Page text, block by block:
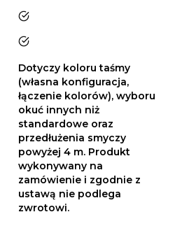
tak
tak
Dotyczy koloru taśmy
(własna konfiguracja,
łączenie kolorów), wyboru
okuć innych niż
standardowe oraz
przedłużenia smyczy
powyżej 4 m. Produkt
wykonywany na
zamówienie i zgodnie z
ustawą nie podlega
zwrotowi.